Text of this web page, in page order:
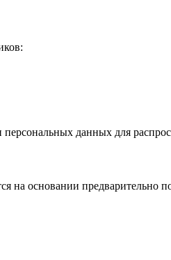
данных для
основании предварительно